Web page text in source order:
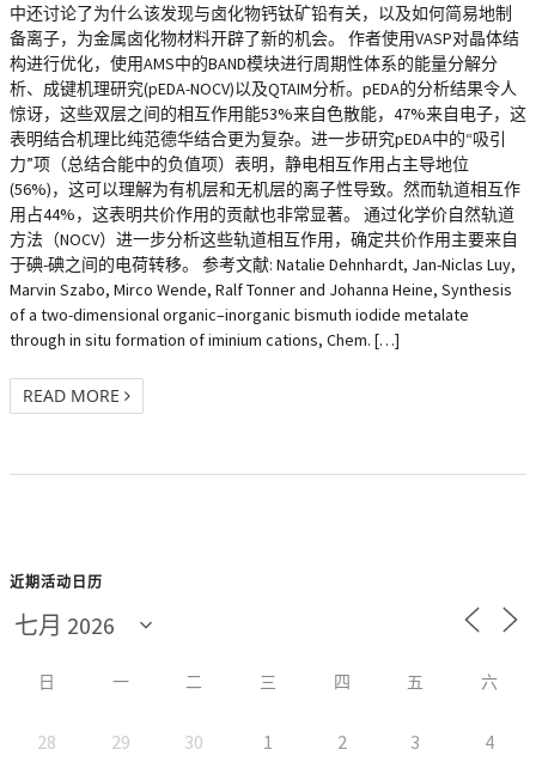
中还讨论了为什么该发现与卤化物钙钛矿铅有关，以及如何简易地制
备离子，为金属卤化物材料开辟了新的机会。 作者使用VASP对晶体结
构进行优化，使用AMS中的BAND模块进行周期性体系的能量分解分
析、成键机理研究(pEDA-NOCV)以及QTAIM分析。pEDA的分析结果令人
惊讶，这些双层之间的相互作用能53%来自色散能，47%来自电子，这
表明结合机理比纯范德华结合更为复杂。进一步研究pEDA中的“吸引
力”项（总结合能中的负值项）表明，静电相互作用占主导地位
(56%)，这可以理解为有机层和无机层的离子性导致。然而轨道相互作
用占44%，这表明共价作用的贡献也非常显著。 通过化学价自然轨道
方法（NOCV）进一步分析这些轨道相互作用，确定共价作用主要来自
于碘-碘之间的电荷转移。 参考文献: Natalie Dehnhardt, Jan-Niclas Luy,
Marvin Szabo, Mirco Wende, Ralf Tonner and Johanna Heine, Synthesis
of a two-dimensional organic–inorganic bismuth iodide metalate
through in situ formation of iminium cations, Chem. […]
READ MORE
近期活动日历
日 一 二 三 四 五 六
28 29 30 1 2 3 4